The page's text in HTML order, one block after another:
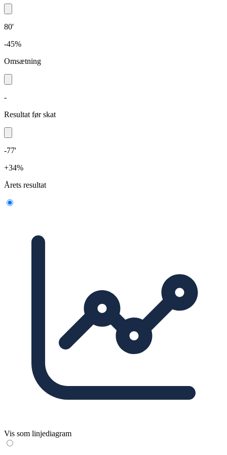
80'
-45%
Omsætning
-
Resultat før skat
-77'
+34%
Årets resultat
Vis som linjediagram